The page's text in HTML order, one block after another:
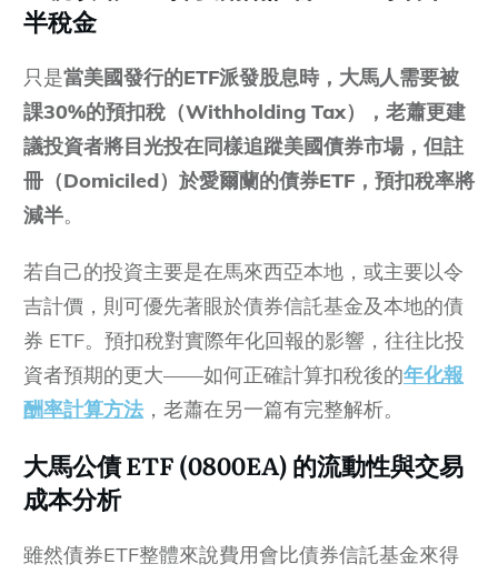
半稅金
只是當美國發行的ETF派發股息時，大馬人需要被
課30%的預扣稅（Withholding Tax），老蕭更建
議投資者將目光投在同樣追蹤美國債券市場，但註
冊（Domiciled）於愛爾蘭的債券ETF，預扣稅率將
減半。
若自己的投資主要是在馬來西亞本地，或主要以令
吉計價，則可優先著眼於債券信託基金及本地的債
券 ETF。預扣稅對實際年化回報的影響，往往比投
資者預期的更大——如何正確計算扣稅後的年化報
酬率計算方法，老蕭在另一篇有完整解析。
大馬公債 ETF (0800EA) 的流動性與交易
成本分析
雖然債券ETF整體來說費用會比債券信託基金來得